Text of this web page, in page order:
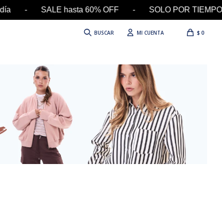
día - SALE hasta 60% OFF - SOLO POR
$ 0